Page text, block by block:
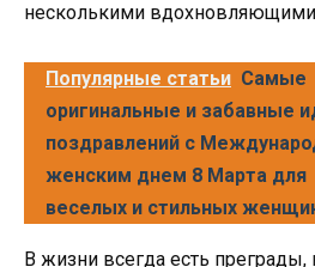
несколькими
Популярные статьи Самые
оригинальные и забавные
поздравлений с
женским днем 8 Марта для
веселых и стильных
В жизни всегда есть